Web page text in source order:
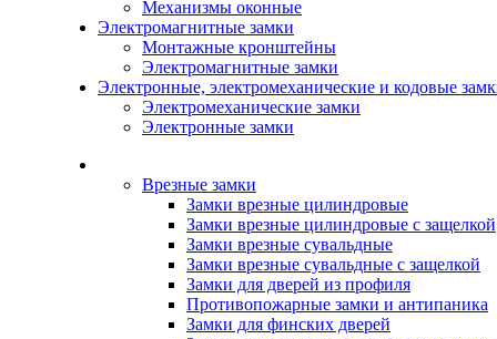
Механизмы оконные
Электромагнитные замки
Монтажные кронштейны
Электромагнитные замки
Электронные, электромеханические и кодовые
Электромеханические замки
Электронные замки
Врезные замки
Замки врезные цилиндровые
Замки врезные цилиндровые с защелкой
Замки врезные сувальдные
Замки врезные сувальдные с защелкой
Замки для дверей из профиля
Противопожарные замки и антипаника
Замки для финских дверей